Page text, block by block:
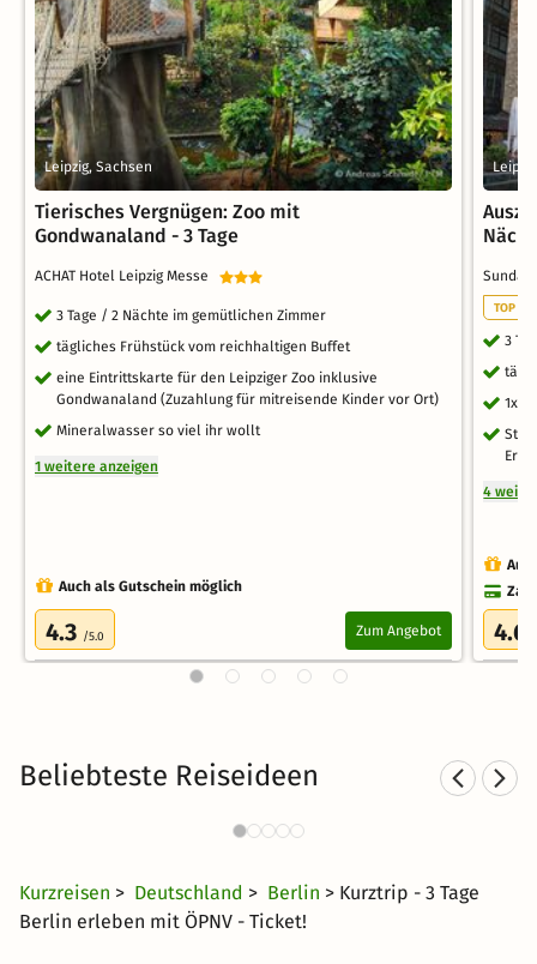
Leipzig, Sachsen
Tierisches Vergnügen: Zoo mit
Gondwanaland - 3 Tage
ACHAT Hotel Leipzig Messe
3 Tage / 2 Nächte im gemütlichen Zimmer
tägliches Frühstück vom reichhaltigen Buffet
eine Eintrittskarte für den Leipziger Zoo inklusive
Gondwanaland (Zuzahlung für mitreisende Kinder vor Ort)
Mineralwasser so viel ihr wollt
1 weitere anzeigen
Auch als Gutschein möglich
4.3 /5.0 Zum Angebot
TOP
3
1x
4
4.6
Beliebteste Reiseideen
Städtereisen nach Berlin
798 Angebote
Kurzreisen > Deutschland > Berlin > Kurztrip - 3 Tage
Berlin erleben mit ÖPNV - Ticket!